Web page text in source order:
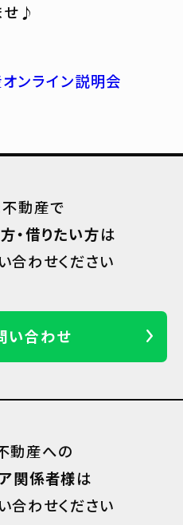
せ♪
ンライン説明会
動産で
・借りたい方は
合わせください
い合わせ
動産への
関係者様は
合わせください